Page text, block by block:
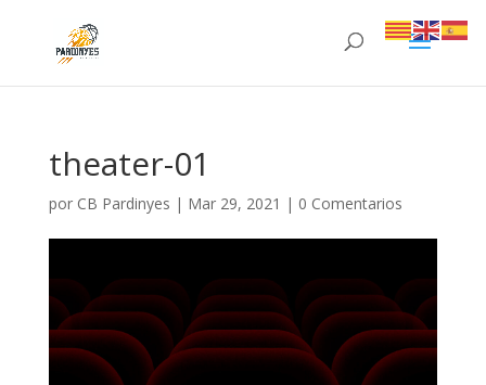
theater-01
por CB Pardinyes | Mar 29, 2021 | 0 Comentarios